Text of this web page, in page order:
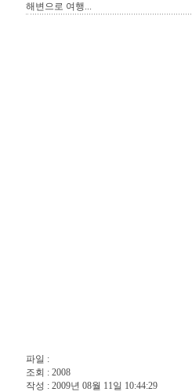
해변으로 여행...
파일 :
조회 : 2008
작성 : 2009년 08월 11일 10:44:29